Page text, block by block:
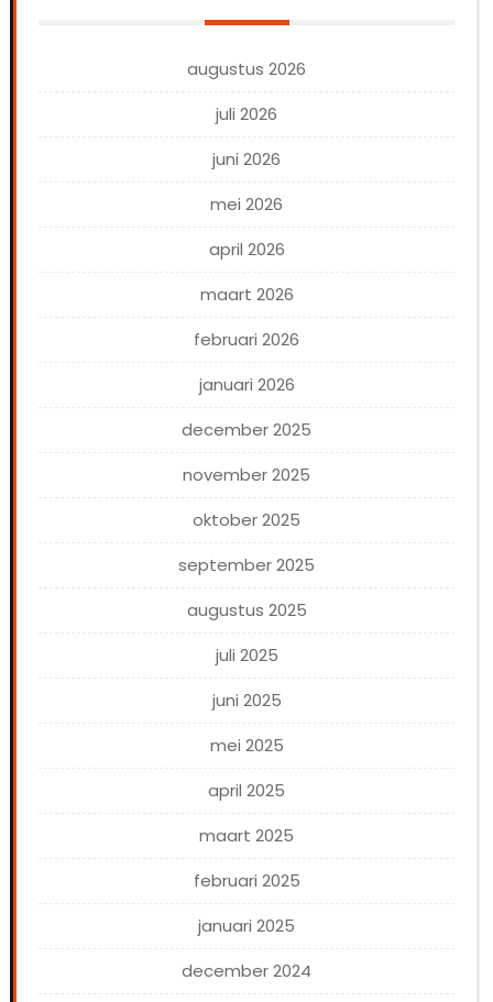
augustus 2026
juli 2026
juni 2026
mei 2026
april 2026
maart 2026
februari 2026
januari 2026
december 2025
november 2025
oktober 2025
september 2025
augustus 2025
juli 2025
juni 2025
mei 2025
april 2025
maart 2025
februari 2025
januari 2025
december 2024